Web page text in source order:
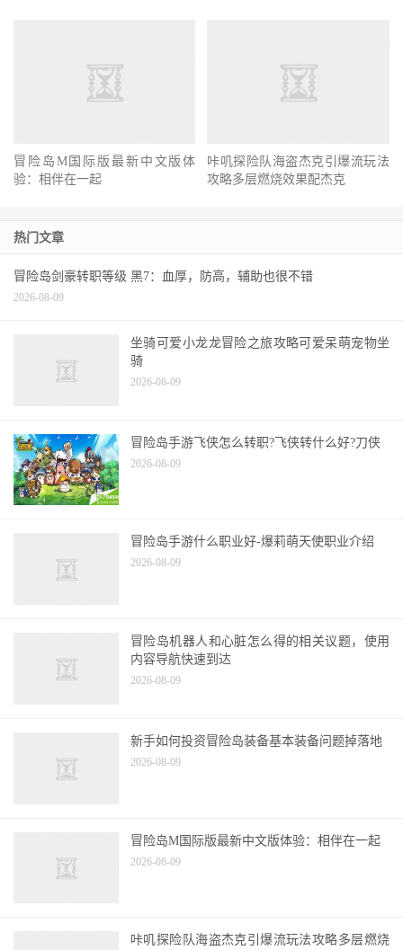
冒险岛M国际版最新中文版体
验：相伴在一起
热门文章
冒险岛剑豪转职等级 黑7：血厚，防高，辅助也很不错
2026-08-09
坐骑可爱小龙龙冒险之旅攻略可爱呆萌宠物坐
骑
2026-08-09
冒险岛手游飞侠怎么转职?飞侠转什么好?刀侠
2026-08-09
冒险岛手游什么职业好-爆莉萌天使职业介绍
2026-08-09
冒险岛机器人和心脏怎么得的相关议题，使用
内容导航快速到达
2026-08-09
新手如何投资冒险岛装备基本装备问题掉落地
2026-08-09
冒险岛M国际版最新中文版体验：相伴在一起
2026-08-09
咔叽探险队海盗杰克引爆流玩法攻略多层燃烧